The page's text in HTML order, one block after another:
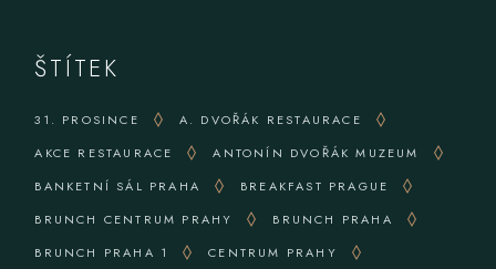
ŠTÍTEK
31. PROSINCE
A. DVOŘÁK RESTAURACE
AKCE RESTAURACE
ANTONÍN DVOŘÁK MUZEUM
BANKETNÍ SÁL PRAHA
BREAKFAST PRAGUE
BRUNCH CENTRUM PRAHY
BRUNCH PRAHA
BRUNCH PRAHA 1
CENTRUM PRAHY